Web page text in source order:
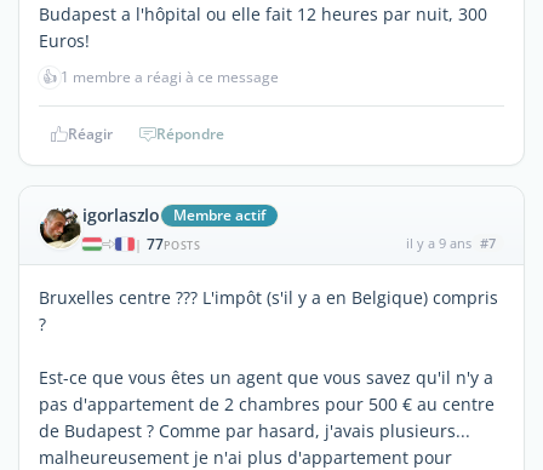
Budapest a l'hôpital ou elle fait 12 heures par nuit, 300
Euros!
👍 1 membre a réagi à ce message
Réagir Répondre
igorlaszlo Membre actif
| 77POSTS il y a 9 ans #7
Bruxelles centre ??? L'impôt (s'il y a en Belgique) compris
?
Est-ce que vous êtes un agent que vous savez qu'il n'y a
pas d'appartement de 2 chambres pour 500 € au centre
de Budapest ? Comme par hasard, j'avais plusieurs...
malheureusement je n'ai plus d'appartement pour